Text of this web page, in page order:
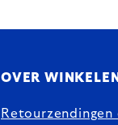
OVER WINKELEN
Retourzendingen